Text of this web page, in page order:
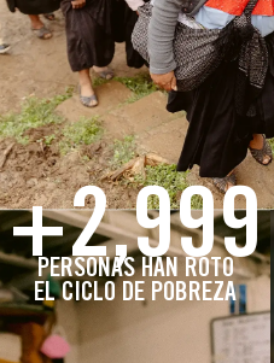
+3,000
PERSONAS HAN ROTO
EL CICLO DE POBREZA